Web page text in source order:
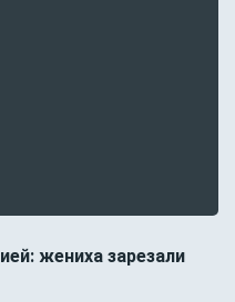
жениха зарезали